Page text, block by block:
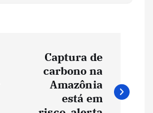
Captura de
carbono na
Amazônia
está em